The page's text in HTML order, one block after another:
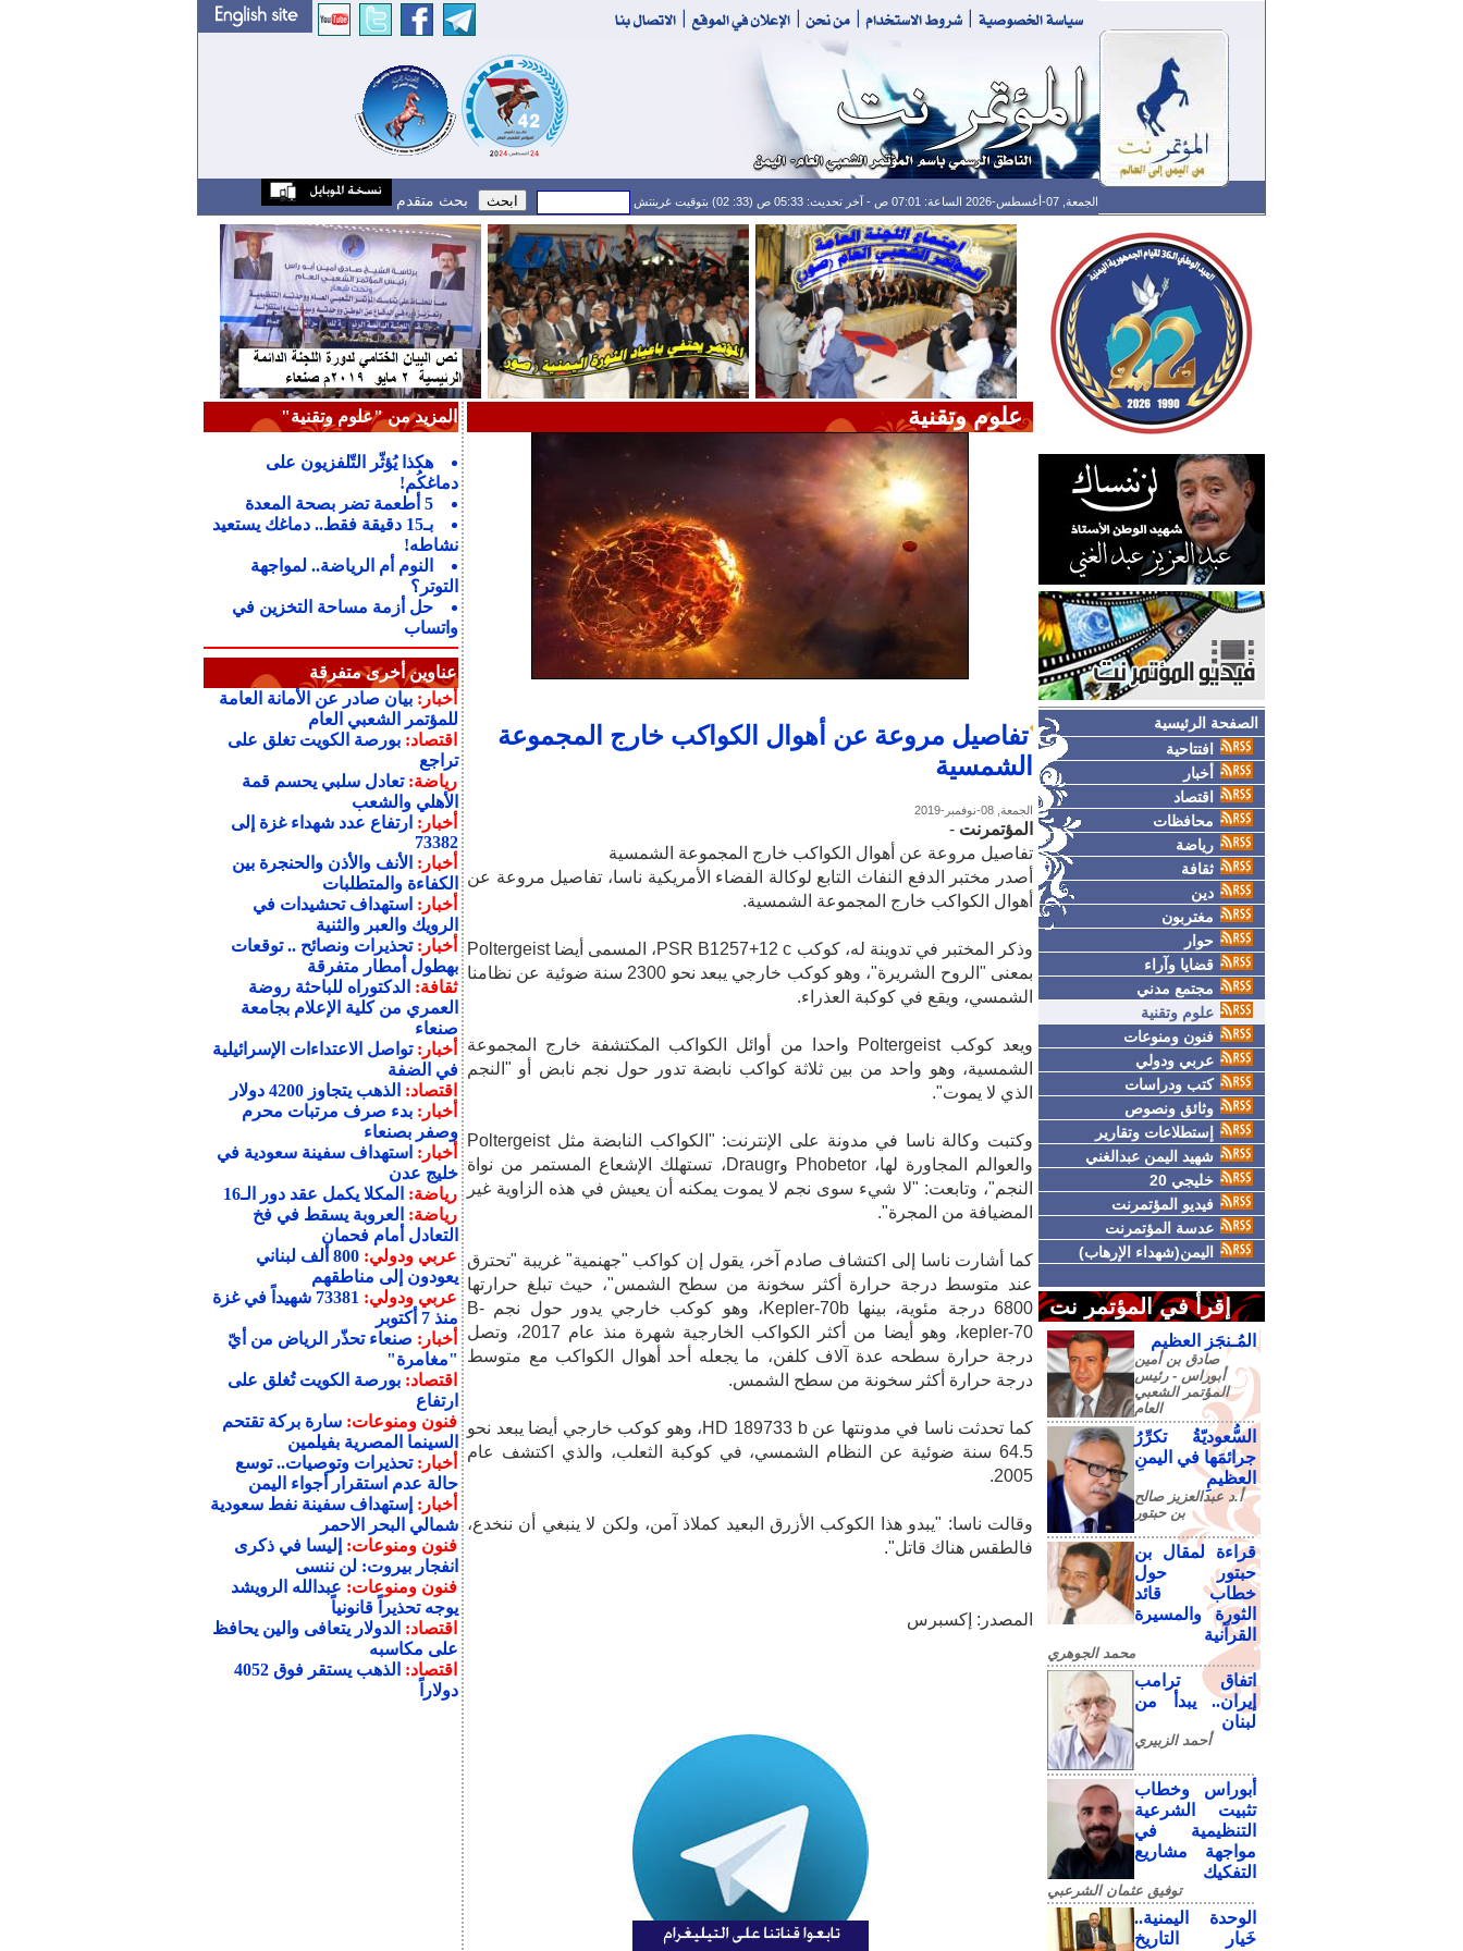
الجمعة, 07-أغسطس-2026 الساعة: 07:01 ص - آخر تحديث: 05:33 ص (33: 02) بتوقيت غرينتش بحث متقدم
الصفحة الرئيسية
افتتاحية
أخبار
اقتصاد
محافظات
رياضة
ثقافة
دين
مغتربون
حوار
قضايا وآراء
مجتمع مدني
علوم وتقنية
فنون ومنوعات
عربي ودولي
كتب ودراسات
وثائق ونصوص
إستطلاعات وتقارير
شهيد اليمن عبدالغني
خليجي 20
فيديو المؤتمرنت
عدسة المؤتمرنت
اليمن(شهداء الإرهاب)
إقرأ في المؤتمر نت
المُـنجَز العظيم
صادق‮ ‬بن‮ ‬أمين‮
‬أبوراس - رئيس‮
‬المؤتمر‮ ‬الشعبي‮
‬العام
السُّعوديّةُ تكرِّرُ
جرائمَها في اليمنِ
العظيمِ
أ.د عبدالعزيز صالح
بن حبتور
قراءة لمقال بن
حبتور حول
خطاب قائد
الثورة والمسيرة
القرآنية
محمد الجوهري
اتفاق ترامب
إيران.. يبدأ من
لبنان
أحمد الزبيري
أبوراس وخطاب
تثبيت الشرعية
التنظيمية في
مواجهة مشاريع
التفكيك
توفيق عثمان الشرعبي
الوحدة اليمنية..
خَيار التاريخ
علوم وتقنية
تفاصيل مروعة عن أهوال الكواكب خارج المجموعة
الشمسية
الجمعة, 08-نوفمبر-2019
المؤتمرنت -
تفاصيل مروعة عن أهوال الكواكب خارج المجموعة الشمسية
أصدر مختبر الدفع النفاث التابع لوكالة الفضاء الأمريكية ناسا، تفاصيل مروعة عن
أهوال الكواكب خارج المجموعة الشمسية.
وذكر المختبر في تدوينة له، كوكب PSR B1257+12 c، المسمى أيضا Poltergeist
بمعنى "الروح الشريرة"، وهو كوكب خارجي يبعد نحو 2300 سنة ضوئية عن نظامنا
الشمسي، ويقع في كوكبة العذراء.
ويعد كوكب Poltergeist واحدا من أوائل الكواكب المكتشفة خارج المجموعة
الشمسية، وهو واحد من بين ثلاثة كواكب نابضة تدور حول نجم نابض أو "النجم
الذي لا يموت".
وكتبت وكالة ناسا في مدونة على الإنترنت: "الكواكب النابضة مثل Poltergeist
والعوالم المجاورة لها، Phobetor وDraugr، تستهلك الإشعاع المستمر من نواة
النجم"، وتابعت: "لا شيء سوى نجم لا يموت يمكنه أن يعيش في هذه الزاوية غير
المضيافة من المجرة".
كما أشارت ناسا إلى اكتشاف صادم آخر، يقول إن كواكب "جهنمية" غريبة "تحترق
عند متوسط درجة حرارة أكثر سخونة من سطح الشمس"، حيث تبلغ حرارتها
6800 درجة مئوية، بينها Kepler-70b، وهو كوكب خارجي يدور حول نجم B-
kepler-70، وهو أيضا من أكثر الكواكب الخارجية شهرة منذ عام 2017، وتصل
درجة حرارة سطحه عدة آلاف كلفن، ما يجعله أحد أهوال الكواكب مع متوسط
درجة حرارة أكثر سخونة من سطح الشمس.
كما تحدثت ناسا في مدونتها عن HD 189733 b، وهو كوكب خارجي أيضا يبعد نحو
64.5 سنة ضوئية عن النظام الشمسي، في كوكبة الثعلب، والذي اكتشف عام
2005.
وقالت ناسا: "يبدو هذا الكوكب الأزرق البعيد كملاذ آمن، ولكن لا ينبغي أن ننخدع،
فالطقس هناك قاتل".
المصدر: إكسبرس
المزيد من "علوم وتقنية"
هكذا يُؤثّر التّلفزيون على
دماغكُم!
5 أطعمة تضر بصحة المعدة
بـ15 دقيقة فقط.. دماغك يستعيد
نشاطه!
النوم أم الرياضة.. لمواجهة
التوتر؟
حل أزمة مساحة التخزين في
واتساب
عناوين أخرى متفرقة
أخبار:بيان صادر عن الأمانة العامة
للمؤتمر الشعبي العام
اقتصاد:بورصة الكويت تغلق على
تراجع
رياضة:تعادل سلبي يحسم قمة
الأهلي والشعب
أخبار: ارتفاع عدد شهداء غزة إلى
73382
أخبار: الأنف والأذن والحنجرة بين
الكفاءة والمتطلبات
أخبار: استهداف تحشيدات في
الرويك والعبر والثنية
أخبار:تحذيرات ونصائح .. توقعات
بهطول أمطار متفرقة
ثقافة: الدكتوراه للباحثة روضة
العمري من كلية الإعلام بجامعة
صنعاء
أخبار:تواصل الاعتداءات الإسرائيلية
في الضفة
اقتصاد: الذهب يتجاوز 4200 دولار
أخبار:بدء صرف مرتبات محرم
وصفر بصنعاء
أخبار: استهداف سفينة سعودية في
خليج عدن
رياضة: المكلا يكمل عقد دور الـ16
رياضة: العروبة يسقط في فخ
التعادل أمام فحمان
عربي ودولي:
800 ألف لبناني
يعودون إلى مناطقهم
عربي ودولي:
73381 شهيداً في غزة
منذ 7 أكتوبر
أخبار: صنعاء تحذّر الرياض من أيّ
"مغامرة"
اقتصاد:بورصة الكويت تُغلق على
ارتفاع
فنون ومنوعات:سارة بركة تقتحم
السينما المصرية بفيلمين
أخبار:تحذيرات وتوصيات.. توسع
حالة عدم استقرار أجواء اليمن
أخبار: إستهداف سفينة نفط سعودية
شمالي البحر الاحمر
فنون ومنوعات: إليسا في ذكرى
انفجار بيروت: لن ننسى
فنون ومنوعات: عبدالله الرويشد
يوجه تحذيراً قانونياً
اقتصاد: الدولار يتعافى والين يحافظ
على مكاسبه
اقتصاد:
الذهب يستقر فوق 4052
دولاراً